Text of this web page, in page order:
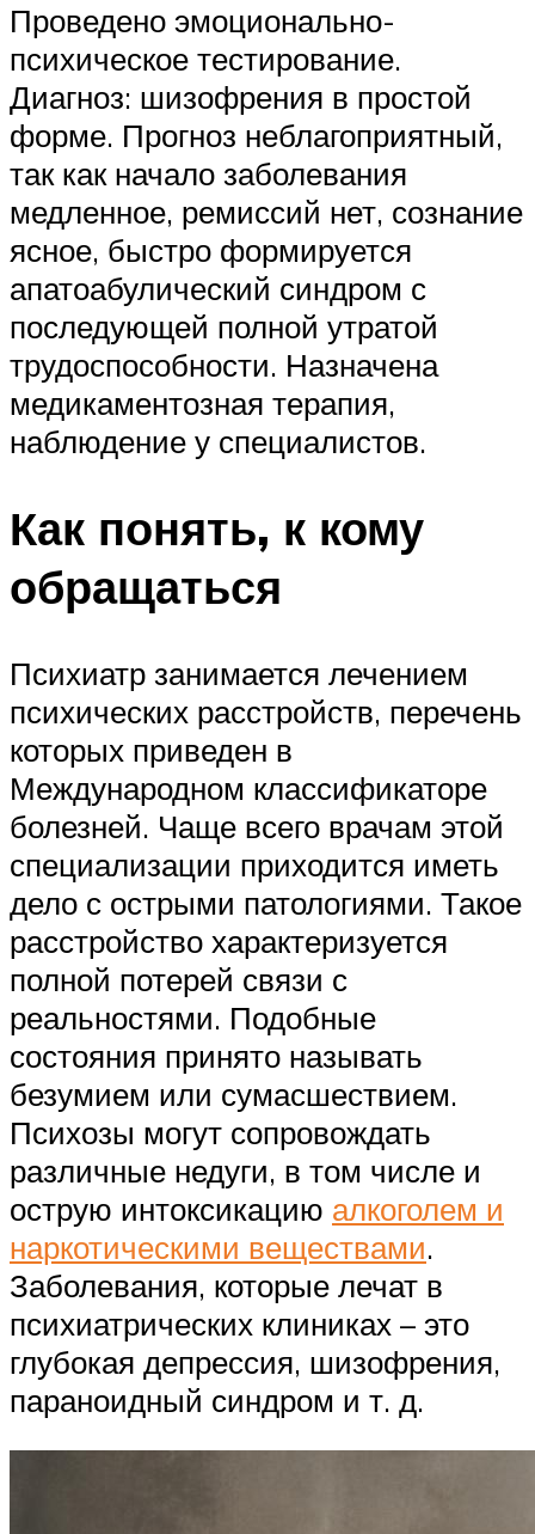
Проведено эмоционально-
психическое тестирование.
Диагноз: шизофрения в простой
форме. Прогноз неблагоприятный,
так как начало заболевания
медленное, ремиссий нет, сознание
ясное, быстро формируется
апатоабулический синдром с
последующей полной утратой
трудоспособности. Назначена
медикаментозная терапия,
наблюдение у специалистов.
Как понять, к кому
обращаться
Психиатр занимается лечением
психических расстройств, перечень
которых приведен в
Международном классификаторе
болезней. Чаще всего врачам этой
специализации приходится иметь
дело с острыми патологиями. Такое
расстройство характеризуется
полной потерей связи с
реальностями. Подобные
состояния принято называть
безумием или сумасшествием.
Психозы могут сопровождать
различные недуги, в том числе и
острую интоксикацию алкоголем и
наркотическими веществами.
Заболевания, которые лечат в
психиатрических клиниках – это
глубокая депрессия, шизофрения,
параноидный синдром и т. д.